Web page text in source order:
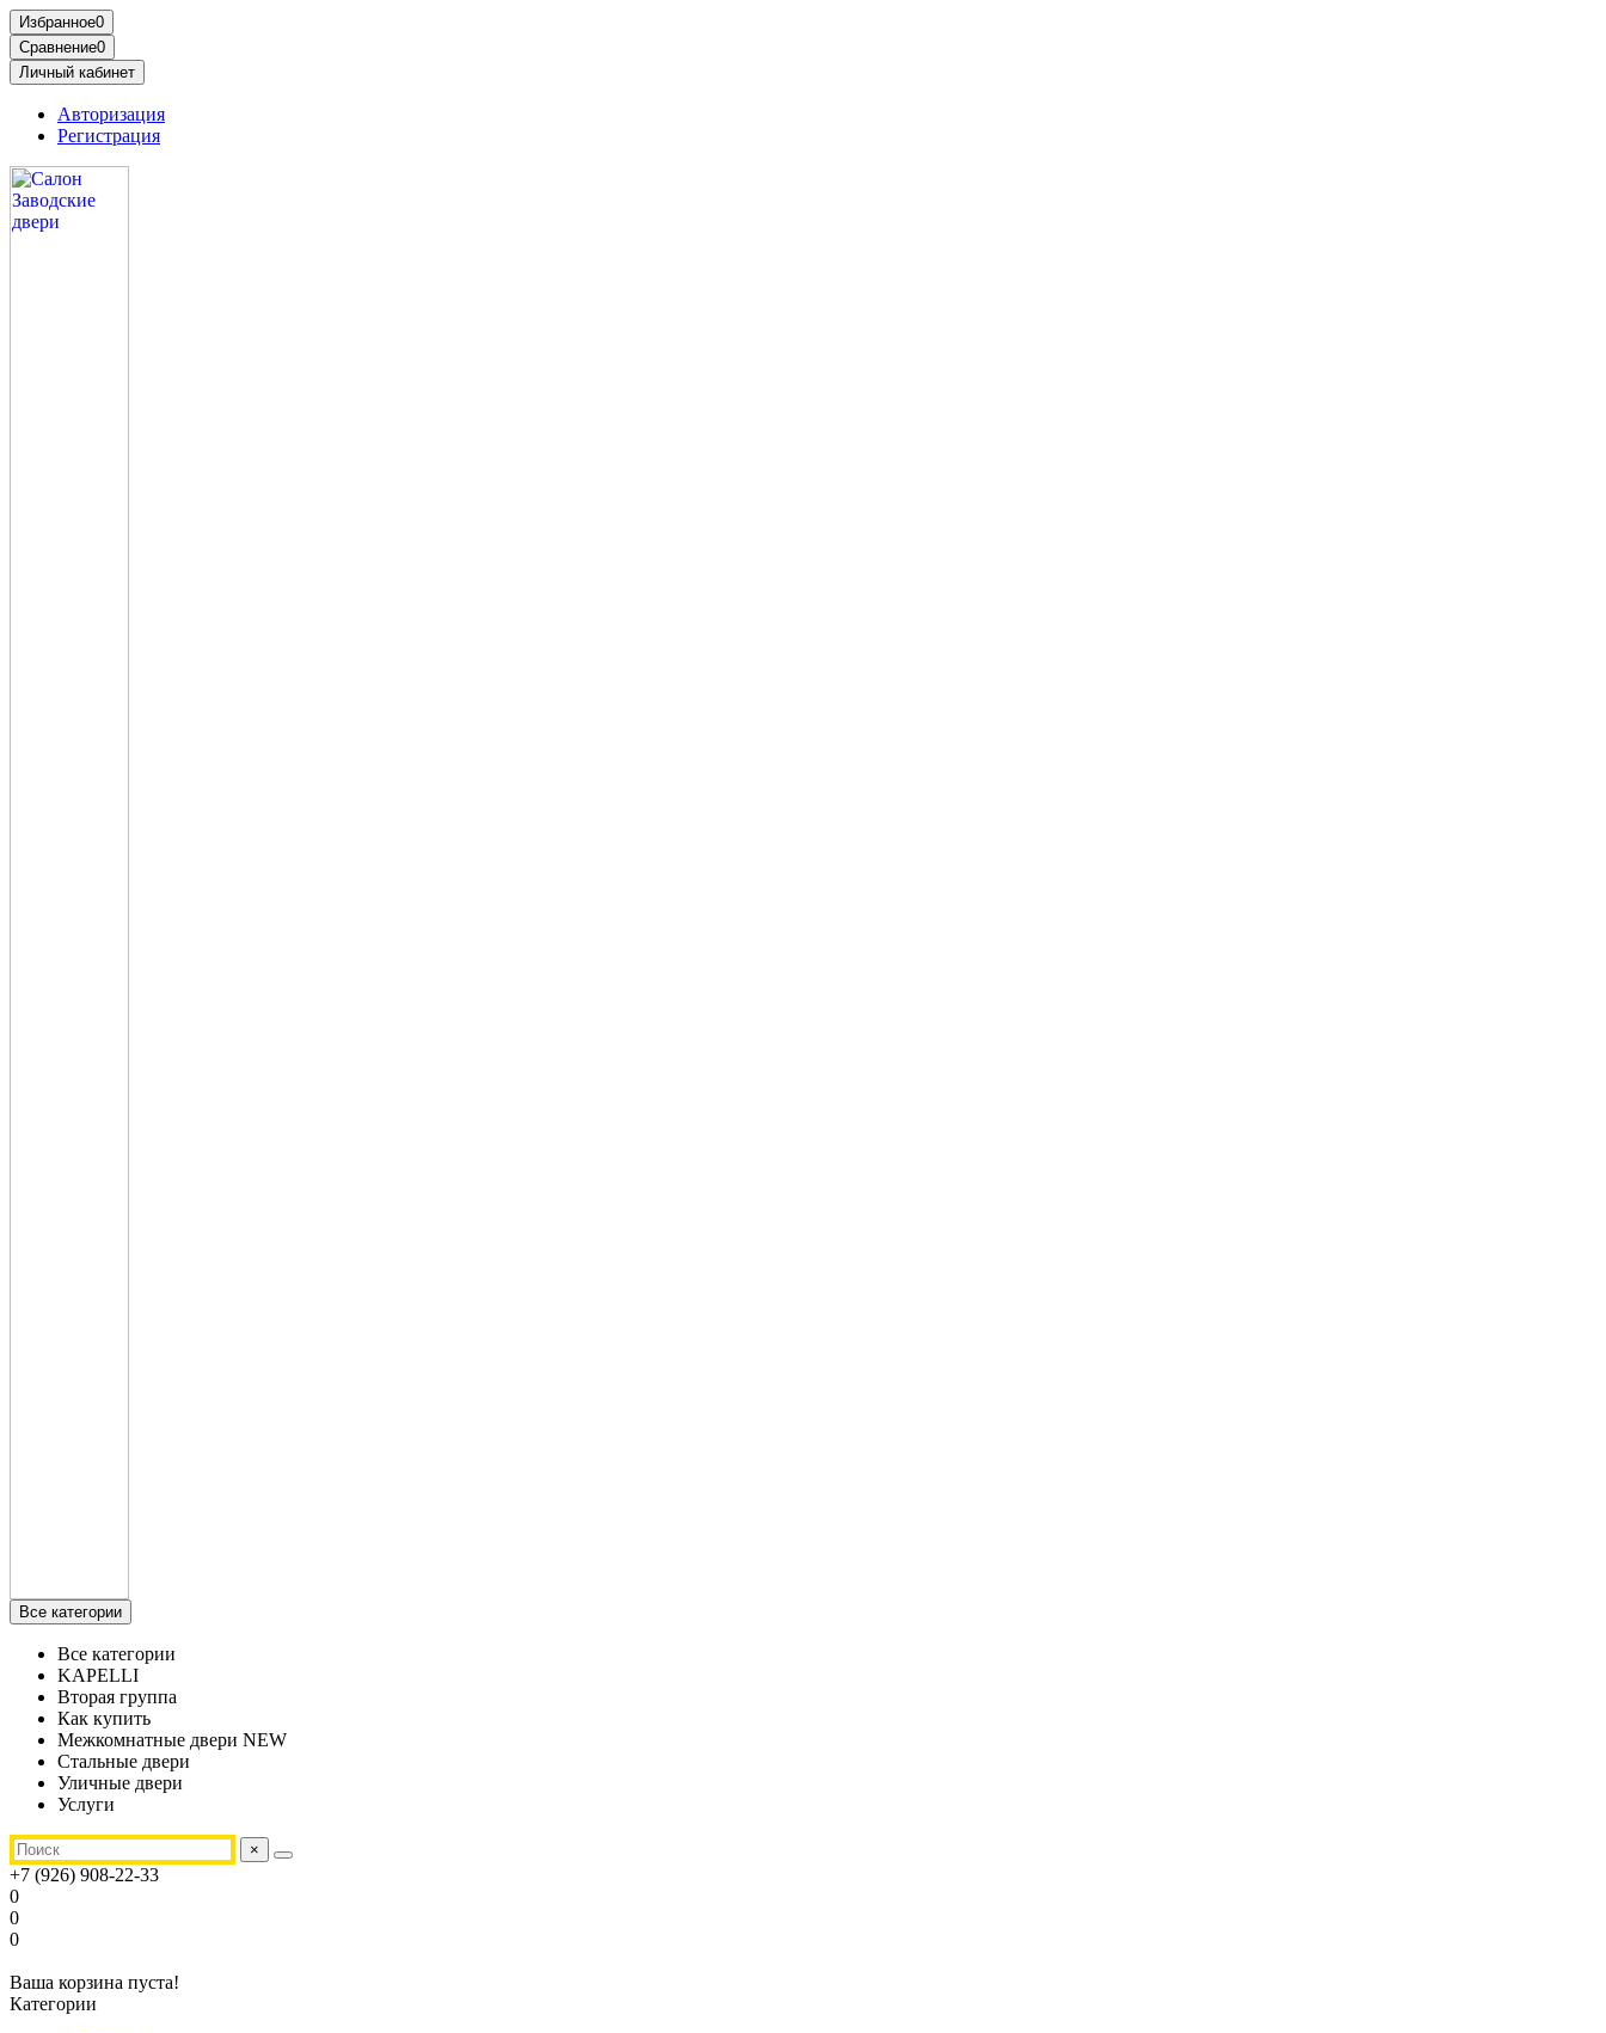
Избранное0
Сравнение0
Личный кабинет
Авторизация
Регистрация
Все категории
Все категории
KAPELLI
Вторая группа
Как купить
Межкомнатные двери NEW
Стальные двери
Уличные двери
Услуги
×
+7 (926) 908-22-33
0
0
0
Ваша корзина пуста!
Категории